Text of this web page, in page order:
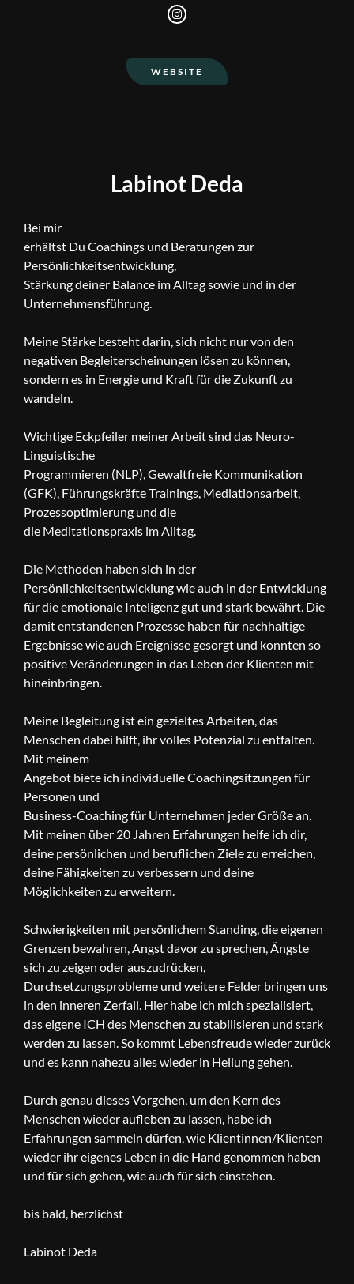
WEBSITE
Labinot Deda
Bei mir
erhältst Du Coachings und Beratungen zur
Persönlichkeitsentwicklung,
Stärkung deiner Balance im Alltag sowie und in der
Unternehmensführung.
Meine Stärke besteht darin, sich nicht nur von den
negativen Begleiterscheinungen lösen zu können,
sondern es in Energie und Kraft für die Zukunft zu
wandeln.
Wichtige Eckpfeiler meiner Arbeit sind das Neuro-
Linguistische
Programmieren (NLP), Gewaltfreie Kommunikation
(GFK), Führungskräfte Trainings, Mediationsarbeit,
Prozessoptimierung und die
die Meditationspraxis im Alltag.
Die Methoden haben sich in der
Persönlichkeitsentwicklung wie auch in der Entwicklung
für die emotionale Inteligenz gut und stark bewährt. Die
damit entstandenen Prozesse haben für nachhaltige
Ergebnisse wie auch Ereignisse gesorgt und konnten so
positive Veränderungen in das Leben der Klienten mit
hineinbringen.
Meine Begleitung ist ein gezieltes Arbeiten, das
Menschen dabei hilft, ihr volles Potenzial zu entfalten.
Mit meinem
Angebot biete ich individuelle Coachingsitzungen für
Personen und
Business-Coaching für Unternehmen jeder Größe an.
Mit meinen über 20 Jahren Erfahrungen helfe ich dir,
deine persönlichen und beruflichen Ziele zu erreichen,
deine Fähigkeiten zu verbessern und deine
Möglichkeiten zu erweitern.
Schwierigkeiten mit persönlichem Standing, die eigenen
Grenzen bewahren, Angst davor zu sprechen, Ängste
sich zu zeigen oder auszudrücken,
Durchsetzungsprobleme und weitere Felder bringen uns
in den inneren Zerfall. Hier habe ich mich spezialisiert,
das eigene ICH des Menschen zu stabilisieren und stark
werden zu lassen. So kommt Lebensfreude wieder zurück
und es kann nahezu alles wieder in Heilung gehen.
Durch genau dieses Vorgehen, um den Kern des
Menschen wieder aufleben zu lassen, habe ich
Erfahrungen sammeln dürfen, wie Klientinnen/Klienten
wieder ihr eigenes Leben in die Hand genommen haben
und für sich gehen, wie auch für sich einstehen.
bis bald, herzlichst
Labinot Deda